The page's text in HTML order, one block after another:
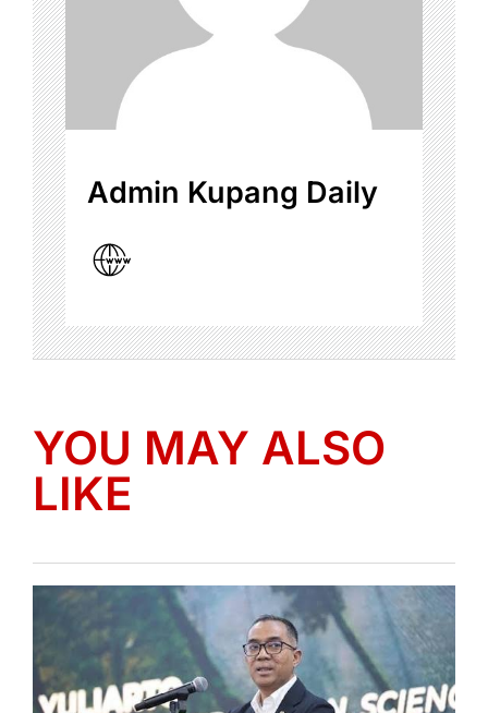
Admin Kupang Daily
YOU MAY ALSO
LIKE